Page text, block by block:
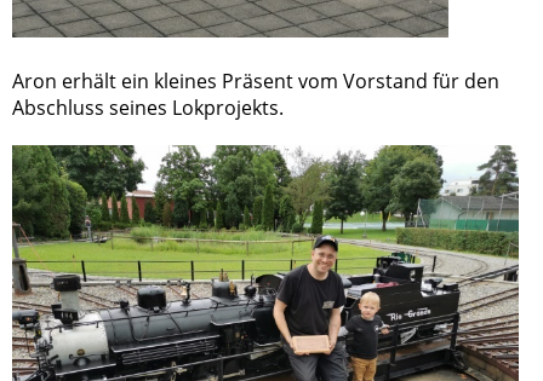
Aron erhält ein kleines Präsent vom Vorstand für den
Abschluss seines Lokprojekts.